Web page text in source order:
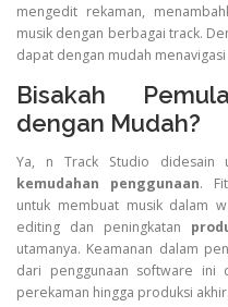
mengedit rekaman,
musik dengan berbagai track.
dapat dengan mudah
Bisakah
dengan Mudah?
Ya, n Track Studio didesain
kemudahan penggunaan.
untuk membuat musik dalam
editing dan peningkatan
utamanya. Keamanan dalam
dari penggunaan software ini
perekaman hingga produksi akhir.